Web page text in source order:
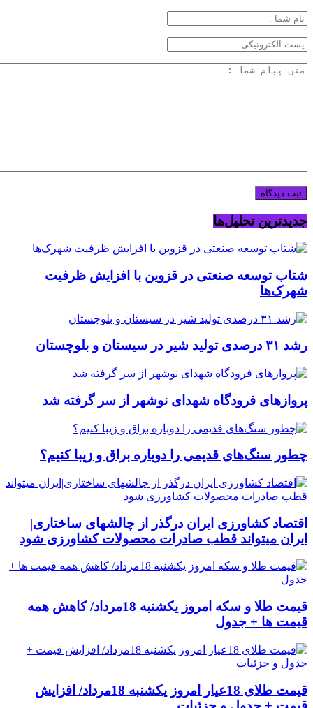
جدیدترین تحلیل‌ها
شتاب توسعه صنعتی در قزوین با افزایش ظرفیت
شهرک‌ها
رشد ۳۱ درصدی تولید شیر در سیستان و بلوچستان
پروازهای فرودگاه شهدای نوشهر از سر گرفته شد
چطور سنگ‌های قدیمی را دوباره براق و زیبا کنیم؟
اقتصاد کشاورزی ایران درگذر از چالشهای ساختاری|
ایران میتواند قطب صادرات محصولات کشاورزی شود
قیمت طلا و سکه امروز یکشنبه 18مرداد/ کاهش همه
قیمت ها + جدول
قیمت طلای 18عیار امروز یکشنبه 18مرداد/ افزایش